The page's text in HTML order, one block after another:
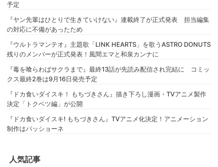
予定
『ヤン先輩はひとりで生きていけない』連載終了が正式発表 担当編集
の対応に不備があったため
『ウルトラマンテオ』主題歌「LINK HEARTS」を歌うASTRO DONUTS
残りのメンバーが正式発表！風間エマと和泉カンナに
『毒を喰らわばサクラまで』最終13話が先読み配信され完結に コミッ
クス最終2巻は9月16日発売予定
『ドカ食いダイスキ！ もちづきさん』描き下ろし漫画・TVアニメ製作
決定「トクベツ編」が公開
『ドカ食いダイスキ! もちづきさん』TVアニメ化決定！アニメーション
制作はパッショーネ
人気記事